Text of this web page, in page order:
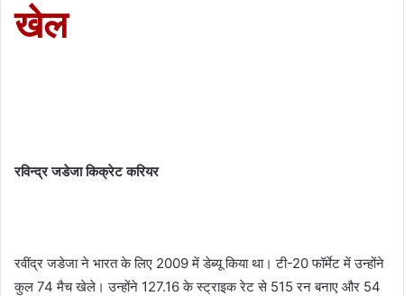
खेल
रविन्द्र जडेजा किक्रेट करियर
रवींद्र जडेजा ने भारत के लिए 2009 में डेब्यू किया था। टी-20 फॉर्मेट में उन्होंने
कुल 74 मैच खेले। उन्होंने 127.16 के स्ट्राइक रेट से 515 रन बनाए और 54